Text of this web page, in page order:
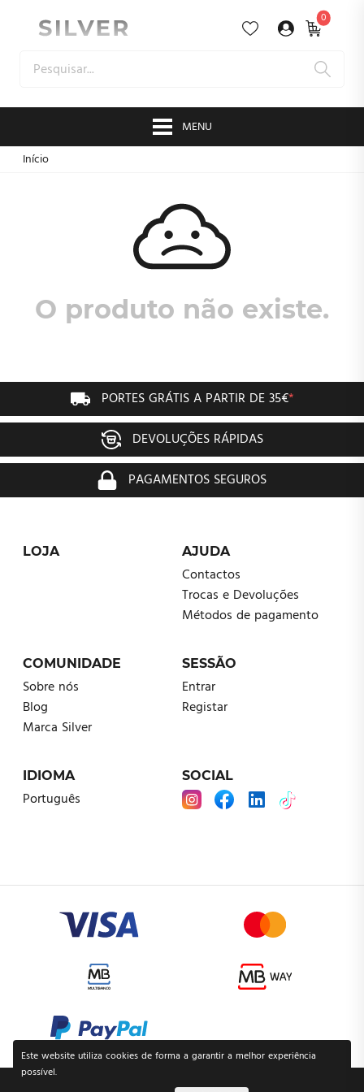
0
MENU
Início
O produto não existe.
PORTES GRÁTIS A PARTIR DE 35€*
DEVOLUÇÕES RÁPIDAS
PAGAMENTOS SEGUROS
LOJA AJUDA
Contactos
Trocas e Devoluções
Métodos de pagamento
COMUNIDADE
Sobre nós
Blog
Marca Silver
SESSÃO
Entrar
Registar
IDIOMA
Português
SOCIAL
Este website utiliza cookies de forma a garantir a melhor experiência
possível.